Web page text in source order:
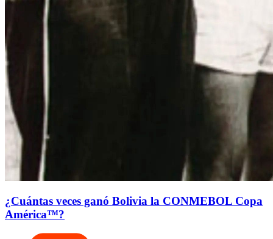
¿Cuántas veces ganó Bolivia la CONMEBOL Copa
América™?